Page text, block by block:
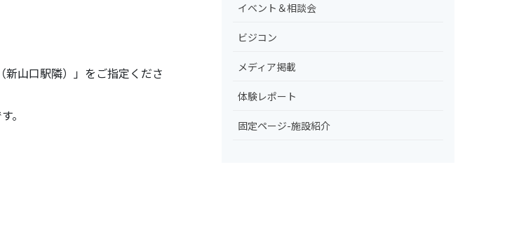
山口駅隣）」をご指定くださ
。
イベント＆相談会
ビジコン
メディア掲載
体験レポート
固定ページ-施設紹介